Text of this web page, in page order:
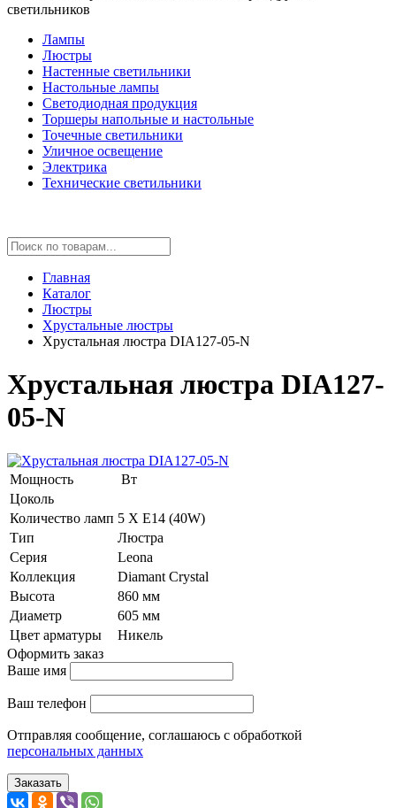
светильников
Лампы
Люстры
Настенные светильники
Настольные лампы
Светодиодная продукция
Торшеры напольные и настольные
Точечные светильники
Уличное освещение
Электрика
Технические светильники
Главная
Каталог
Люстры
Хрустальные люстры
Хрустальная люстра DIA127-05-N
Хрустальная люстра DIA127-
05-N
Мощность
Вт
Цоколь
Количество ламп 5 Х E14 (40W)
Тип
Люстра
Серия
Leona
Коллекция
Diamant Crystal
Высота
860 мм
Диаметр
605 мм
Цвет арматуры
Никель
Оформить заказ
Ваше имя
Ваш телефон
Отправляя сообщение, соглашаюсь с обработкой
персональных данных
Заказать